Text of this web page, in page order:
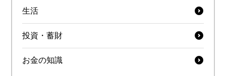
生活
投資・蓄財
お金の知識